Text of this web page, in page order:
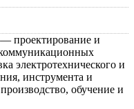
— проектирование и
электротехнического и
инструмента и
обучение и